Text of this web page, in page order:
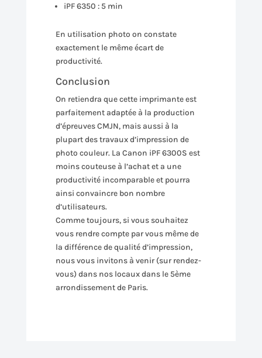
iPF 6350 : 5 min
En utilisation photo on constate
exactement le même écart de
productivité.
Conclusion
On retiendra que cette imprimante est
parfaitement adaptée à la production
d’épreuves CMJN, mais aussi à la
plupart des travaux d’impression de
photo couleur. La Canon iPF 6300S est
moins couteuse à l’achat et a une
productivité incomparable et pourra
ainsi convaincre bon nombre
d’utilisateurs.
Comme toujours, si vous souhaitez
vous rendre compte par vous même de
la différence de qualité d’impression,
nous vous invitons à venir (sur rendez-
vous) dans nos locaux dans le 5ème
arrondissement de Paris.